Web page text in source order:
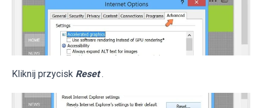
Kliknij przycisk Reset .